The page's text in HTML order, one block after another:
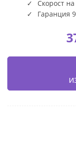
Скорост
Гаранция